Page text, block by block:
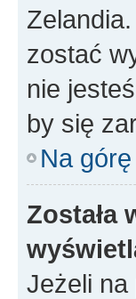
zostać
nie
by się
Na górę
Została
Jeżeli na